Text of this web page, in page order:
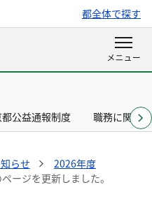
都全体で探す
都公益通報制度 職務に関す
らせ
2026年度
ージを更新しました。